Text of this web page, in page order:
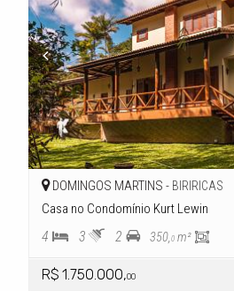
DOMINGOS MARTINS - BIRIRICAS
Casa no Condomínio Kurt Lewin
4 3 2 350,0 m²
R$ 1.750.000,00